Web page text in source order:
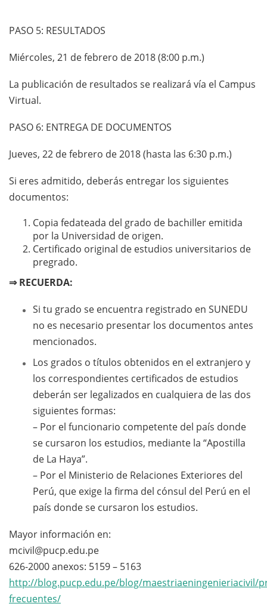
PASO 5: RESULTADOS
Miércoles, 21 de febrero de 2018 (8:00 p.m.)
La publicación de resultados se realizará vía el Campus
Virtual.
PASO 6: ENTREGA DE DOCUMENTOS
Jueves, 22 de febrero de 2018 (hasta las 6:30 p.m.)
Si eres admitido, deberás entregar los siguientes
documentos:
Copia fedateada del grado de bachiller emitida
por la Universidad de origen.
Certificado original de estudios universitarios de
pregrado.
⇒ RECUERDA:
Si tu grado se encuentra registrado en SUNEDU
no es necesario presentar los documentos antes
mencionados.
Los grados o títulos obtenidos en el extranjero y
los correspondientes certificados de estudios
deberán ser legalizados en cualquiera de las dos
siguientes formas:
– Por el funcionario competente del país donde
se cursaron los estudios, mediante la “Apostilla
de La Haya”.
– Por el Ministerio de Relaciones Exteriores del
Perú, que exige la firma del cónsul del Perú en el
país donde se cursaron los estudios.
Mayor información en:
mcivil@pucp.edu.pe
626-2000 anexos: 5159 – 5163
http://blog.pucp.edu.pe/blog/maestriaeningenieriacivil/
frecuentes/